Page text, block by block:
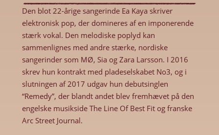
Den blot 22-årige sangerinde Ea Kaya skriver
elektronisk pop, der domineres af en imponerende
stærk vokal. Den melodiske poplyd kan
sammenlignes med andre stærke, nordiske
sangerinder som MØ, Sia og Zara Larsson. I 2016
skrev hun kontrakt med pladeselskabet No3, og i
slutningen af 2017 udgav hun debutsinglen
“Remedy”, der blandt andet blev fremhævet på den
engelske musikside The Line Of Best Fit og franske
Arc Street Journal.